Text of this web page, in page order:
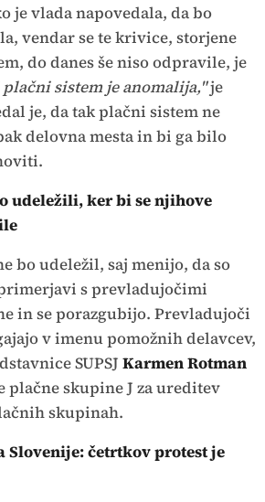
je vlada napovedala, da bo
vendar se te krivice, storjene
do danes še niso odpravile, je
sistem je anomalija,"je
je, da tak plačni sistem ne
delovna mesta in bi ga bilo
udeležili, ker bi se njihove
bo udeležil, saj menijo, da so
s prevladujočimi
in se porazgubijo. Prevladujoči
v imenu pomožnih delavcev,
SUPSJ Karmen Rotman
plačne skupine J za ureditev
skupinah.
Slovenije: četrtkov protest je